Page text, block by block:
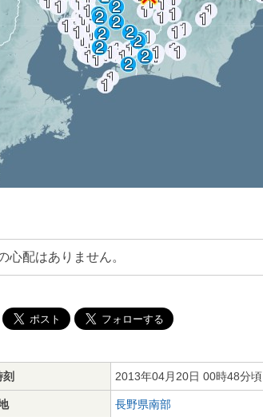
心配はありません。
2013年04月20日 00時48分頃
長野県南部